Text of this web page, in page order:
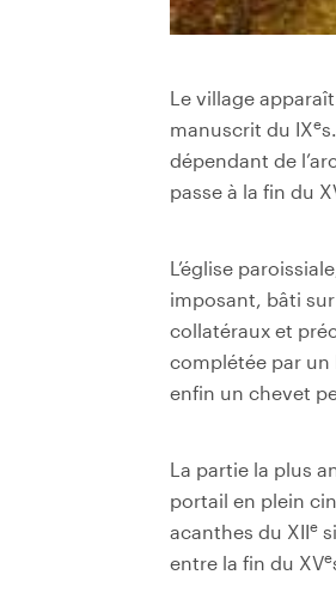
Le village
manuscrit du IXe
dépendant de
passe à la fin du
L’église
imposant, bâti
collatéraux et
complétée par un
enfin un chevet
La partie la plus
portail en plein
acanthes du XIIe
entre la fin du XVe